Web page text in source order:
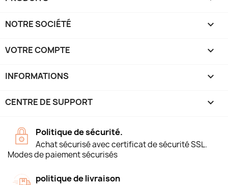
NOTRE SOCIÉTÉ 
VOTRE COMPTE 
INFORMATIONS keyboard_arrow_down
CENTRE DE SUPPORT 
Politique de sécurité.
Achat sécurisé avec certificat de sécurité SSL.
Modes de paiement sécurisés
politique de livraison